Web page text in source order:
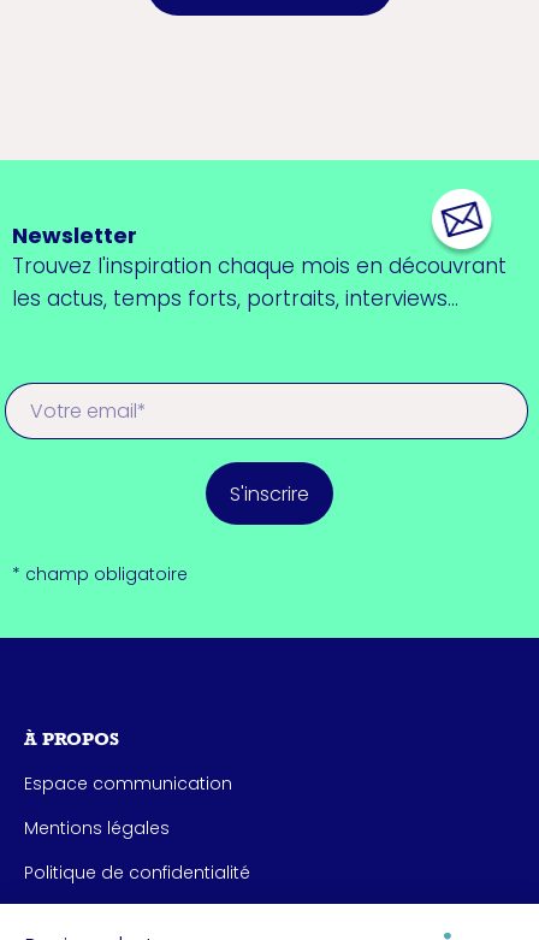
Newsletter
Trouvez l'inspiration chaque mois en découvrant
les actus, temps forts, portraits, interviews...
S'inscrire
* champ obligatoire
À PROPOS
Espace communication
Mentions légales
Politique de confidentialité